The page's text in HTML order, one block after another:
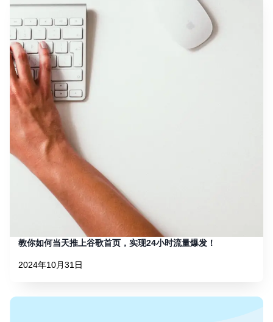
教你如何当天推上谷歌首页，实现24小时流量爆发！
2024年10月31日